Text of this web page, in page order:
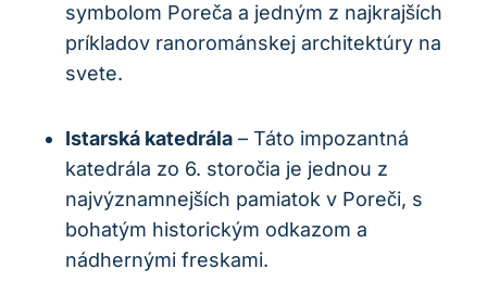
symbolom Poreča a jedným z najkrajších
príkladov ranorománskej architektúry na
svete.
Istarská katedrála – Táto impozantná
katedrála zo 6. storočia je jednou z
najvýznamnejších pamiatok v Poreči, s
bohatým historickým odkazom a
nádhernými freskami.